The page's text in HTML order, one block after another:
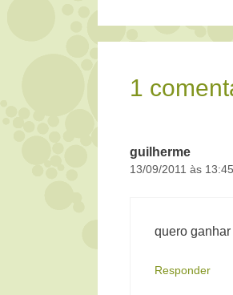
1
guilherme
13/09/2011 às 13:45
quero
Responder